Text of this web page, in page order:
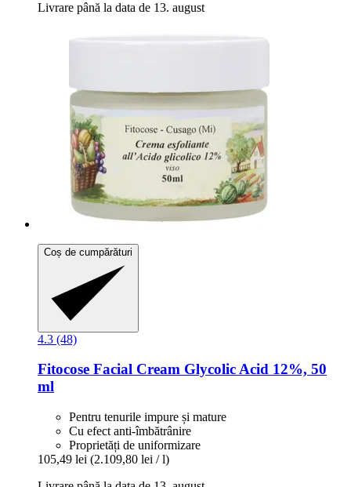
Livrare până la data de 13. august
Coș de cumpărături
4.3 (48)
Fitocose Facial Cream Glycolic Acid 12%, 50
ml
Pentru tenurile impure și mature
Cu efect anti-îmbătrânire
Proprietăți de uniformizare
105,49 lei (2.109,80 lei / l)